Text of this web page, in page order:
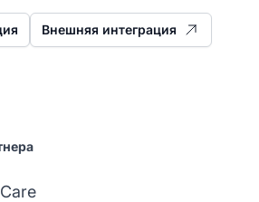
Внешняя интеграция